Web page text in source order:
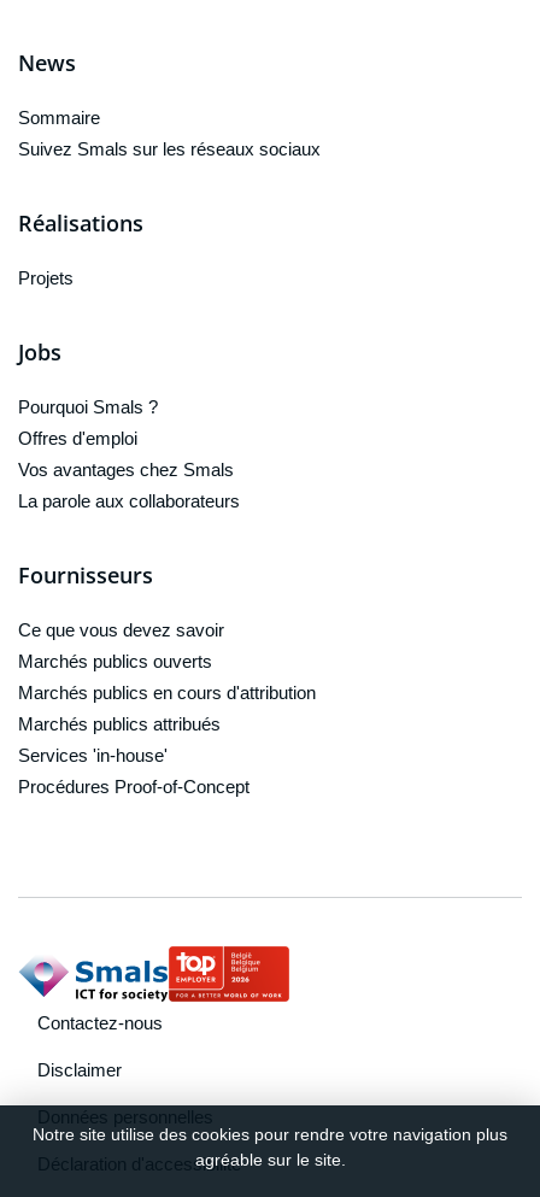
Notre site utilise des cookies pour rendre votre navigation plus
agréable sur le site.
News
Sommaire
Suivez Smals sur les réseaux sociaux
Réalisations
Projets
Jobs
Pourquoi Smals ?
Offres d'emploi
Vos avantages chez Smals
La parole aux collaborateurs
Fournisseurs
Ce que vous devez savoir
Marchés publics ouverts
Marchés publics en cours d'attribution
Marchés publics attribués
Services 'in-house'
Procédures Proof-of-Concept
footer navigation
Contactez-nous
Disclaimer
Données personnelles
Déclaration d'accessibilité